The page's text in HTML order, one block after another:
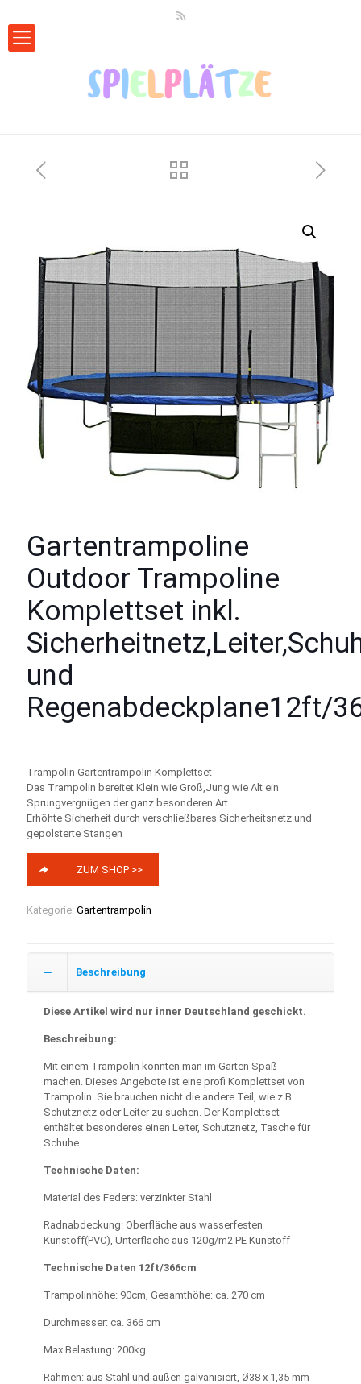
Gartentrampoline
Outdoor Trampoline
Komplettset inkl.
und
Regenabdeckplane12ft/
Trampolin Gartentrampolin Komplettset
Das Trampolin bereitet Klein wie Groß,Jung wie Alt ein
Sprungvergnügen der ganz besonderen Art.
Erhöhte Sicherheit durch verschließbares Sicherheitsnetz und
gepolsterte Stangen
ZUM SHOP >>
Kategorie: Gartentrampolin
Beschreibung
Diese Artikel wird nur inner Deutschland geschickt.
Beschreibung:
Mit einem Trampolin könnten man im Garten Spaß
machen. Dieses Angebote ist eine profi Komplettset von
Trampolin. Sie brauchen nicht die andere Teil, wie z.B
Schutznetz oder Leiter zu suchen. Der Komplettset
enthältet besonderes einen Leiter, Schutznetz, Tasche für
Schuhe.
Technische Daten:
Material des Feders: verzinkter Stahl
Radnabdeckung: Oberfläche aus wasserfesten
Kunstoff(PVC), Unterfläche aus 120g/m2 PE Kunstoff
Technische Daten 12ft/366cm
Trampolinhöhe: 90cm, Gesamthöhe: ca. 270 cm
Durchmesser: ca. 366 cm
Max.Belastung: 200kg
Rahmen: aus Stahl und außen galvanisiert, Ø38 x 1,35 mm